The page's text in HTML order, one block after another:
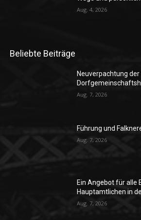
Aug. 4, 2026
Beliebte Beiträge
Neuverpachtung
Aug. 7, 2026
Führung und
Aug. 7, 2026
Ein Angebot für alle
Hauptamtlichen in
Aug. 7, 2026